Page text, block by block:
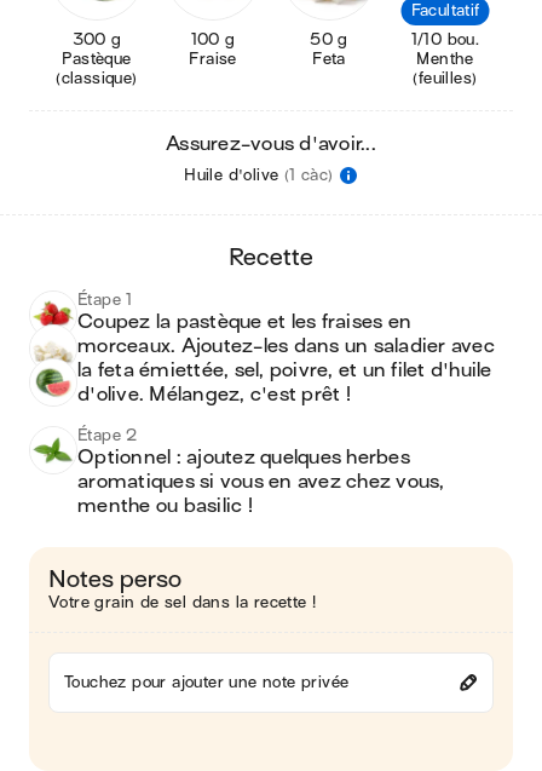
300 g
Pastèque
(classique)
100 g
Fraise
50 g
Feta
Facultatif
1/10 bou.
Menthe
(feuilles)
Assurez-vous d'avoir...
Huile d'olive (1 càc)
recette
Étape 1
Coupez la pastèque et les fraises en
morceaux. Ajoutez-les dans un saladier avec
la feta émiettée, sel, poivre, et un filet d'huile
d'olive. Mélangez, c'est prêt !
Étape 2
Optionnel : ajoutez quelques herbes
aromatiques si vous en avez chez vous,
menthe ou basilic !
Notes perso
Votre grain de sel dans la recette !
Touchez pour ajouter une note privée